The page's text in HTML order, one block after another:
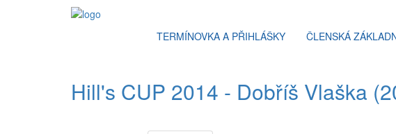
TERMÍNOVKA A PŘIHLÁŠKY ČLENSKÁ
Hill's CUP 2014 - Dobříš Vlaška